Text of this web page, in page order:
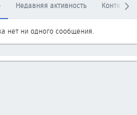
Недавняя активность Контент
нет ни одного сообщения.